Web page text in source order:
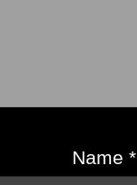
Name*